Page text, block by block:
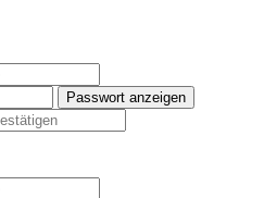
Passwort anzeigen